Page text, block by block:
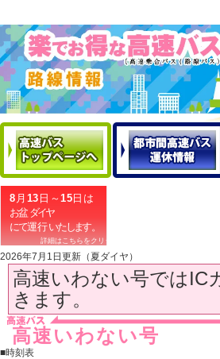
2026年7月1日更新（夏ダイヤ）
高速いわない号ではIC
きます。
高速いわない号
■時刻表